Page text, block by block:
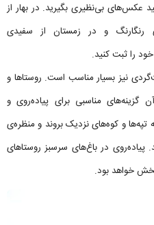
عکس‌های بی‌نظیری بگیرید. در بهار از
رنگارنگ و در زمستان از سفیدی
را ثبت کنید.
نیز بسیار مناسب است. روستاها و
گزینه‌های مناسبی برای پیاده‌روی و
تپه‌ها و کوه‌های نزدیک بروند و منظره‌ی
پیاده‌روی در باغ‌های سرسبز روستاهای
خواهد بود.